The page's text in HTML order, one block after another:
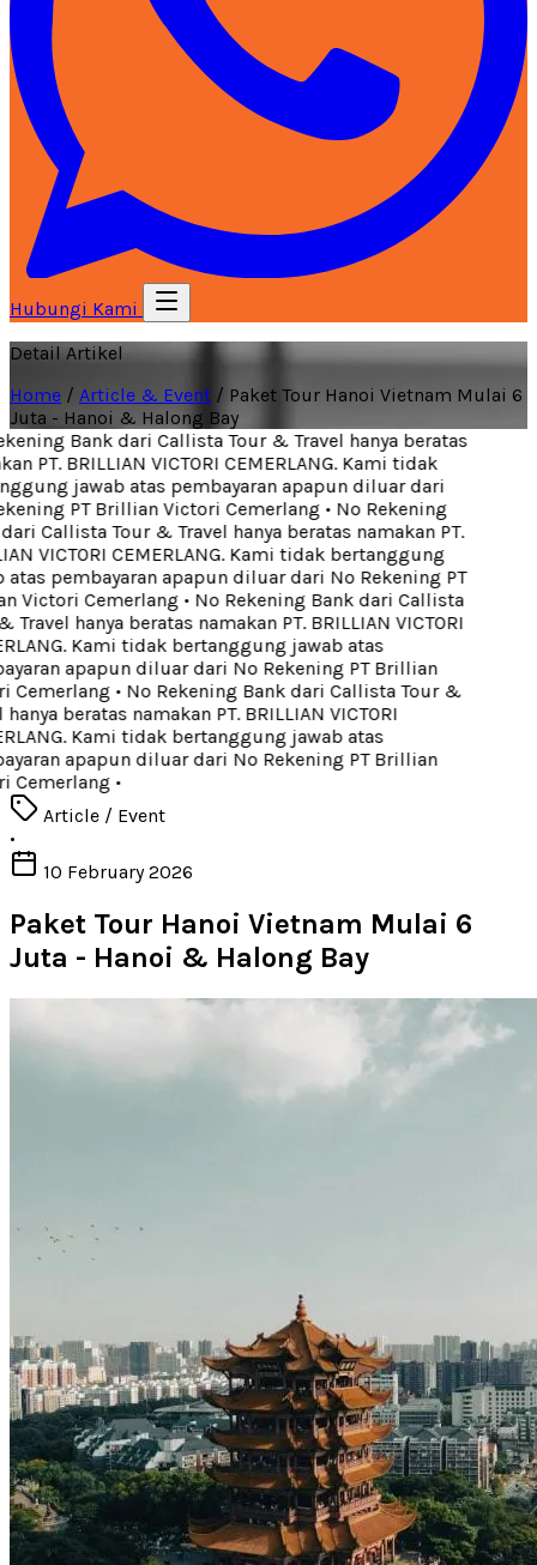
Hubungi Kami
Detail Artikel
Home / Article & Event / Paket Tour Hanoi Vietnam Mulai 6
Juta - Hanoi & Halong Bay
Bank dari Callista Tour & Travel hanya beratas
PT. BRILLIAN VICTORI CEMERLANG. Kami tidak
jawab atas pembayaran apapun diluar dari
PT Brillian Victori Cemerlang• No Rekening
Callista Tour & Travel hanya beratas namakan PT.
VICTORI CEMERLANG. Kami tidak bertanggung
pembayaran apapun diluar dari No Rekening PT
Victori Cemerlang• No Rekening Bank dari Callista
hanya beratas namakan PT. BRILLIAN VICTORI
Kami tidak bertanggung jawab atas
apapun diluar dari No Rekening PT Brillian
Cemerlang• No Rekening Bank dari Callista Tour &
beratas namakan PT. BRILLIAN VICTORI
Kami tidak bertanggung jawab atas
apapun diluar dari No Rekening PT Brillian
Cemerlang•
Article / Event
•
10 February 2026
Paket Tour Hanoi Vietnam Mulai 6
Juta - Hanoi & Halong Bay